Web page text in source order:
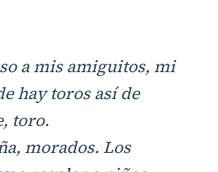
a mis amiguitos, mi
hay toros así de
toro.
morados. Los